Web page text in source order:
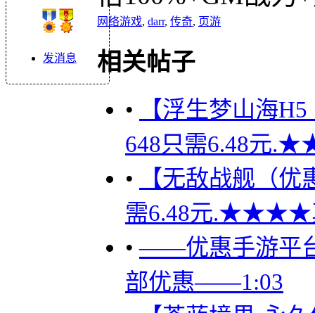
发消息
网络游戏, darr, 传奇, 页游
相关帖子
•
【浮生梦山海
648只需6.48
•
【无敌战舰（
需6.48元
•——优惠手游平
部优惠——1:03